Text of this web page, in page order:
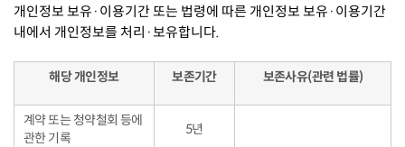
개인정보 보유·이용기간 또는 법령에 따른 개인정보 보유·이용기간
내에서 개인정보를 처리·보유합니다.
해당 개인정보 보존기간 보존사유(관련 법률)
계약 또는 청약철회 등에
관한 기록
5년